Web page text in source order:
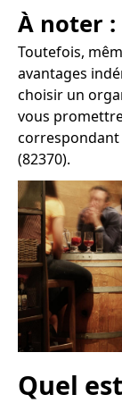
À noter :
Toutefois,
avantages
choisir un
vous
correspondant
(82370).
Quel